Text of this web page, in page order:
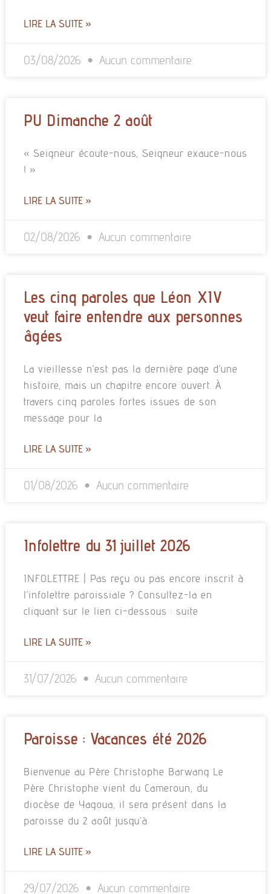
LIRE LA SUITE »
03/08/2026 Aucun commentaire
PU Dimanche 2 août
« Seigneur écoute-nous, Seigneur exauce-nous
! »
LIRE LA SUITE »
02/08/2026 Aucun commentaire
Les cinq paroles que Léon XIV
veut faire entendre aux personnes
âgées
La vieillesse n’est pas la dernière page d’une
histoire, mais un chapitre encore ouvert. À
travers cinq paroles fortes issues de son
message pour la
LIRE LA SUITE »
01/08/2026 Aucun commentaire
Infolettre du 31 juillet 2026
INFOLETTRE | Pas reçu ou pas encore inscrit à
l’infolettre paroissiale ? Consultez-la en
cliquant sur le lien ci-dessous : suite
LIRE LA SUITE »
31/07/2026 Aucun commentaire
Paroisse : Vacances été 2026
Bienvenue au Père Christophe Barwang Le
Père Christophe vient du Cameroun, du
diocèse de Yagoua, il sera présent dans la
paroisse du 2 août jusqu’à
LIRE LA SUITE »
29/07/2026 Aucun commentaire